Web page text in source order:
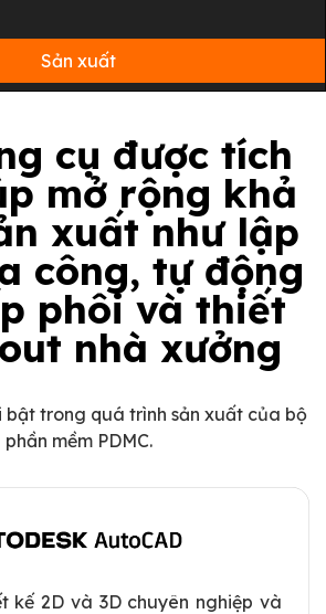
Sản xuất
cụ được tích
mở rộng khả
xuất như lập
công, tự động
phôi và thiết
nhà xưởng
bật trong quá trình sản xuất của bộ
phần mềm PDMC.
kế 2D và 3D chuyên nghiệp và